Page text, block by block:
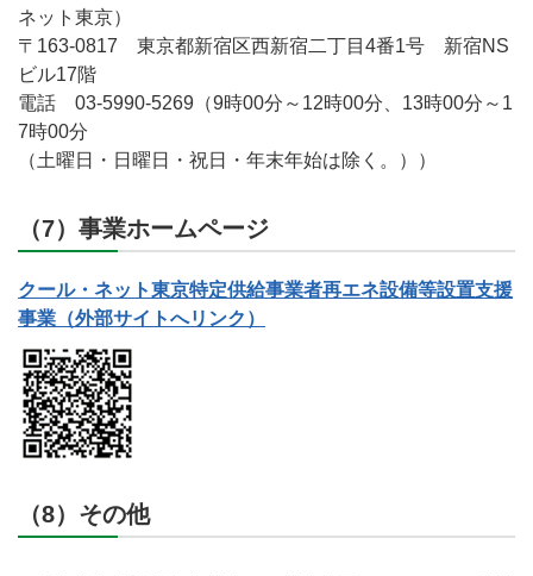
ネット東京）
〒163-0817 東京都新宿区西新宿二丁目4番1号 新宿NS
ビル17階
電話 03-5990-5269（9時00分～12時00分、13時00分～1
7時00分
（土曜日・日曜日・祝日・年末年始は除く。））
（7）事業ホームページ
クール・ネット東京特定供給事業者再エネ設備等設置支援
事業（外部サイトへリンク）
（8）その他